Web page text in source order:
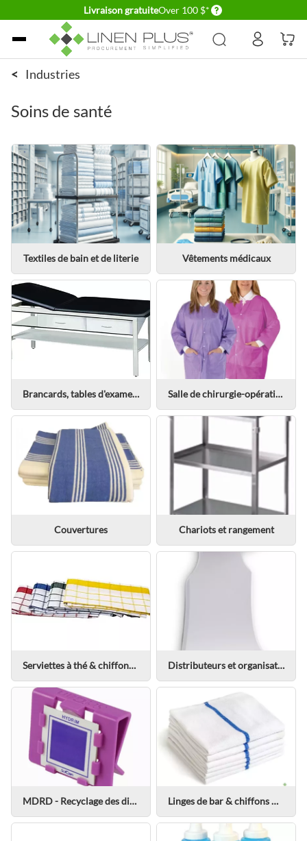
Livraison gratuiteOver 100 $* Delivery conditions
Allez au contenu
< Industries
Soins de santé
Textiles de bain et de literie Vêtements médicaux
Brancards, tables d'examen et fauteuils inclinables Salle de chirurgie-opération-intervention
Couvertures Chariots et rangement
Serviettes à thé & chiffons à vaisselle Distributeurs et organisateurs
MDRD - Recyclage des dispositifs médicaux Linges de bar & chiffons microfibres